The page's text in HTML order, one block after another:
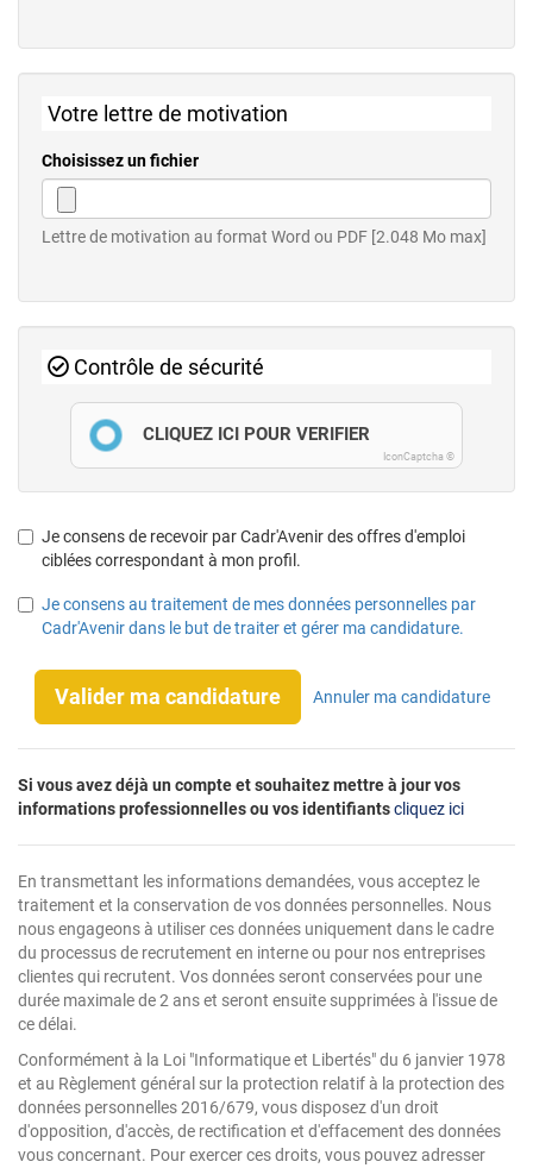
Votre lettre de motivation
Choisissez un fichier
Lettre de motivation au format Word ou PDF [2.048 Mo max]
Contrôle de sécurité
IconCaptcha ©
CLIQUEZ ICI POUR VÉRIFIER
Je consens de recevoir par Cadr'Avenir des offres d'emploi
ciblées correspondant à mon profil.
Je consens au traitement de mes données personnelles par
Cadr'Avenir dans le but de traiter et gérer ma candidature.
Valider ma candidature Annuler ma candidature
Si vous avez déjà un compte et souhaitez mettre à jour vos
informations professionnelles ou vos identifiantscliquez ici
En transmettant les informations demandées, vous acceptez le
traitement et la conservation de vos données personnelles. Nous
nous engageons à utiliser ces données uniquement dans le cadre
du processus de recrutement en interne ou pour nos entreprises
clientes qui recrutent. Vos données seront conservées pour une
durée maximale de 2 ans et seront ensuite supprimées à l'issue de
ce délai.
Conformément à la Loi "Informatique et Libertés" du 6 janvier 1978
et au Règlement général sur la protection relatif à la protection des
données personnelles 2016/679, vous disposez d'un droit
d'opposition, d'accès, de rectification et d'effacement des données
vous concernant. Pour exercer ces droits, vous pouvez adresser